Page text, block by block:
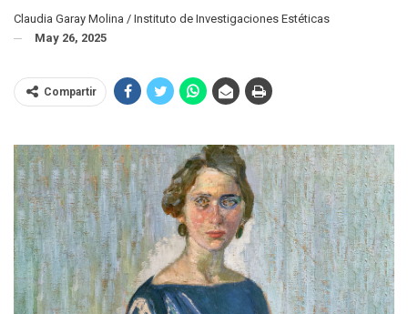
Claudia Garay Molina / Instituto de Investigaciones Estéticas
May 26, 2025
Compartir